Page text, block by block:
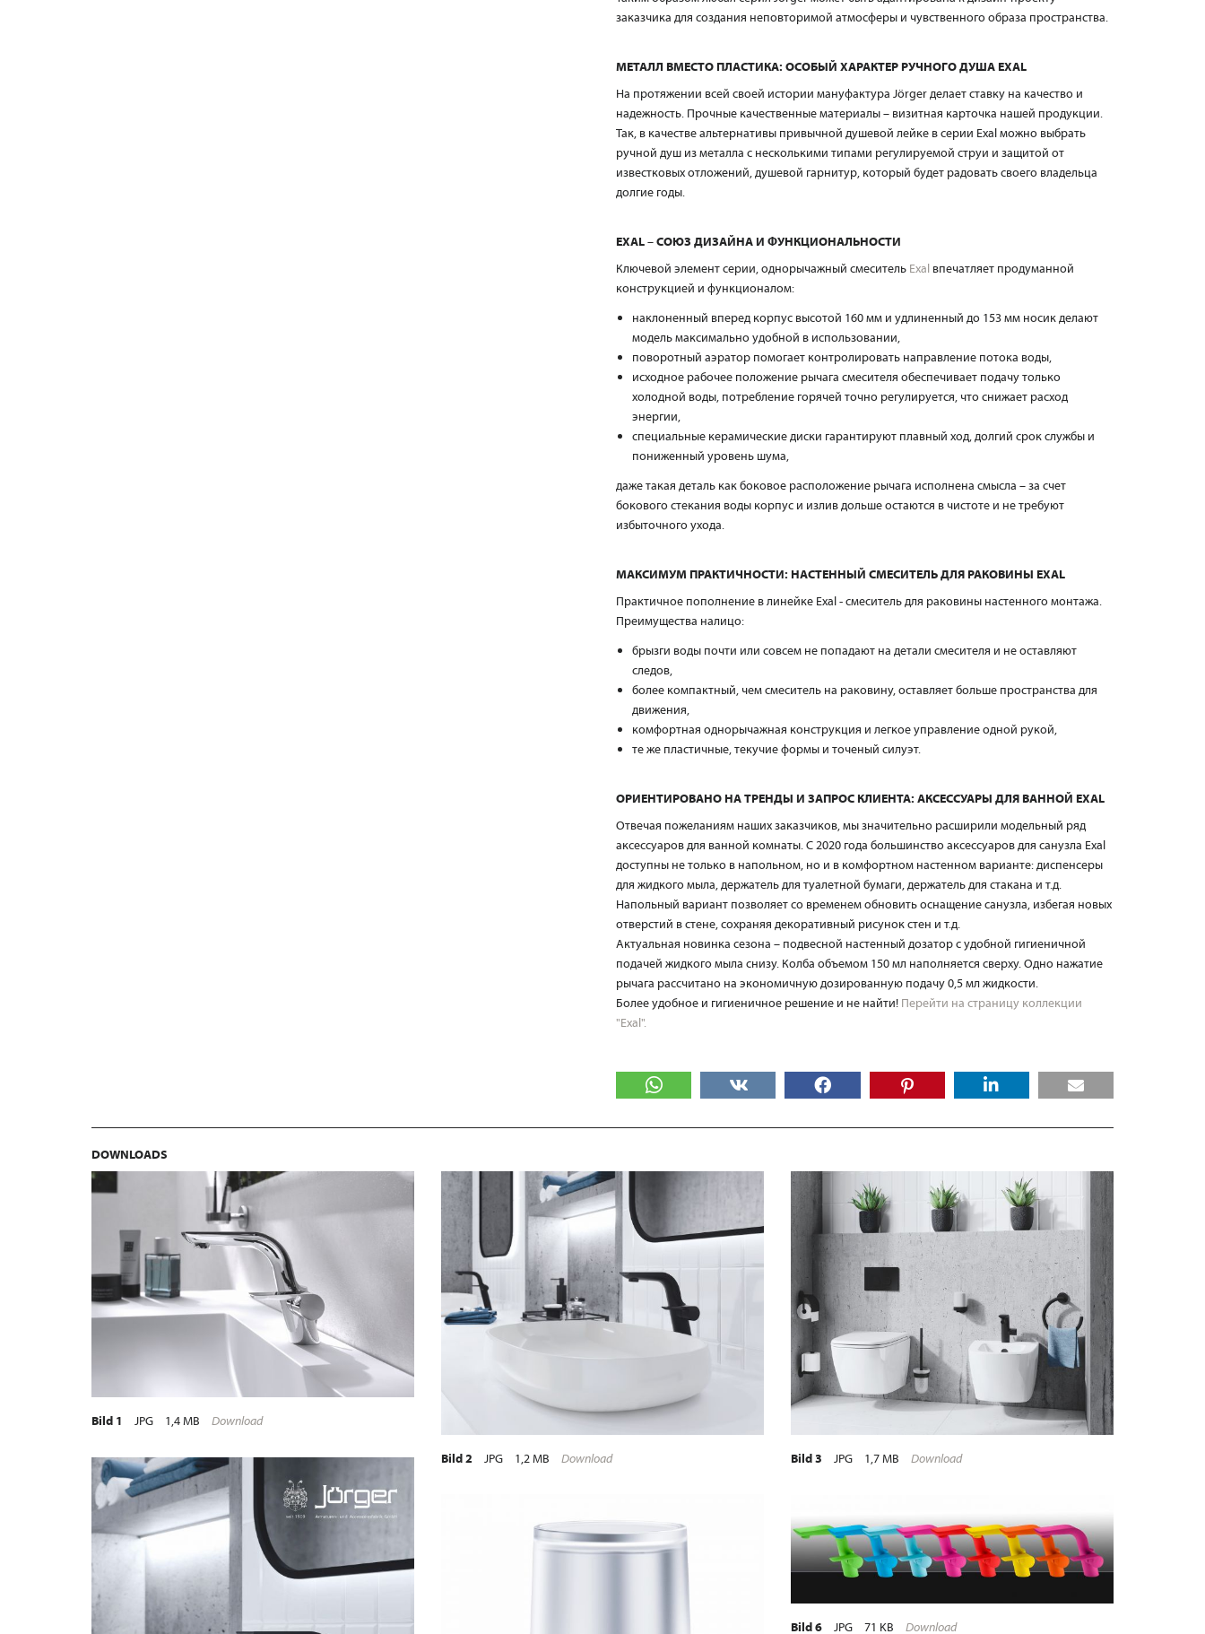
заказчика для создания неповторимой атмосферы и чувственного образа пространства.
МЕТАЛЛ ВМЕСТО ПЛАСТИКА: ОСОБЫЙ ХАРАКТЕР РУЧНОГО ДУША EXAL
На протяжении всей своей истории мануфактура Jörger делает ставку на качество и
надежность. Прочные качественные материалы – визитная карточка нашей продукции.
Так, в качестве альтернативы привычной душевой лейке в серии Exal можно выбрать
ручной душ из металла с несколькими типами регулируемой струи и защитой от
известковых отложений, душевой гарнитур, который будет радовать своего владельца
долгие годы.
EXAL – СОЮЗ ДИЗАЙНА И ФУНКЦИОНАЛЬНОСТИ
Ключевой элемент серии, однорычажный смеситель Exal впечатляет продуманной
конструкцией и функционалом:
наклоненный вперед корпус высотой 160 мм и удлиненный до 153 мм носик делают
модель максимально удобной в использовании,
поворотный аэратор помогает контролировать направление потока воды,
исходное рабочее положение рычага смесителя обеспечивает подачу только
холодной воды, потребление горячей точно регулируется, что снижает расход
энергии,
специальные керамические диски гарантируют плавный ход, долгий срок службы и
пониженный уровень шума,
даже такая деталь как боковое расположение рычага исполнена смысла – за счет
бокового стекания воды корпус и излив дольше остаются в чистоте и не требуют
избыточного ухода.
МАКСИМУМ ПРАКТИЧНОСТИ: НАСТЕННЫЙ СМЕСИТЕЛЬ ДЛЯ РАКОВИНЫ EXAL
Практичное пополнение в линейке Exal - смеситель для раковины настенного монтажа.
Преимущества налицо:
брызги воды почти или совсем не попадают на детали смесителя и не оставляют
следов,
более компактный, чем смеситель на раковину, оставляет больше пространства для
движения,
комфортная однорычажная конструкция и легкое управление одной рукой,
те же пластичные, текучие формы и точеный силуэт.
ОРИЕНТИРОВАНО НА ТРЕНДЫ И ЗАПРОС КЛИЕНТА: АКСЕССУАРЫ ДЛЯ ВАННОЙ EXAL
Отвечая пожеланиям наших заказчиков, мы значительно расширили модельный ряд
аксессуаров для ванной комнаты. С 2020 года большинство аксессуаров для санузла Exal
доступны не только в напольном, но и в комфортном настенном варианте: диспенсеры
для жидкого мыла, держатель для туалетной бумаги, держатель для стакана и т.д.
Напольный вариант позволяет со временем обновить оснащение санузла, избегая новых
отверстий в стене, сохраняя декоративный рисунок стен и т.д.
Актуальная новинка сезона – подвесной настенный дозатор с удобной гигиеничной
подачей жидкого мыла снизу. Колба объемом 150 мл наполняется сверху. Одно нажатие
рычага рассчитано на экономичную дозированную подачу 0,5 мл жидкости.
Более удобное и гигиеничное решение и не найти! Перейти на страницу коллекции
"Exal".
DOWNLOADS
Bild 1 JPG 1,4 MB Download
Bild 2 JPG 1,2 MB Download Bild 3 JPG 1,7 MB Download
Bild 6 JPG 71 KB Download